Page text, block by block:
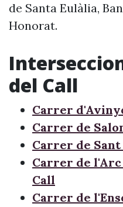
de Santa Eulàlia,
Honorat.
del Call
Carrer
Carrer de
Carrer de
Carrer de l'Arc
Call
Carrer de